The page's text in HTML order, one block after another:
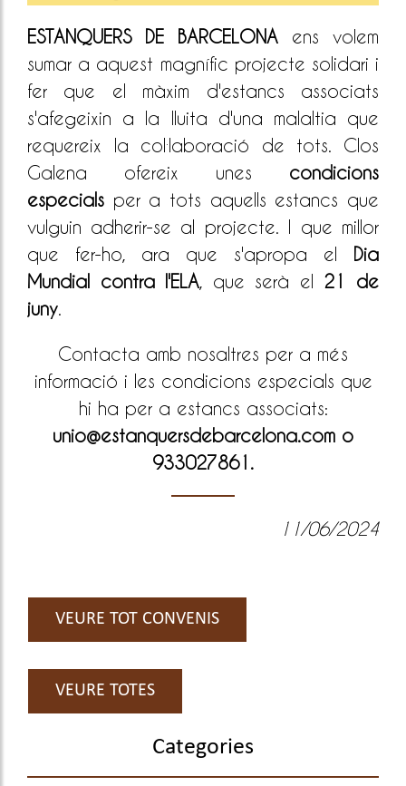
ESTANQUERS DE BARCELONA ens volem
sumar a aquest magnífic projecte solidari i
fer que el màxim d'estancs associats
s'afegeixin a la lluita d'una malaltia que
requereix la col·laboració de tots. Clos
Galena ofereix unes condicions
especials per a tots aquells estancs que
vulguin adherir-se al projecte. I que millor
que fer-ho, ara que s'apropa el Dia
Mundial contra l'ELA, que serà el 21 de
juny.
Contacta amb nosaltres per a més
informació i les condicions especials que
hi ha per a estancs associats:
unio@estanquersdebarcelona.com o
933027861.
11/06/2024
VEURE TOT CONVENIS
VEURE TOTES
Categories